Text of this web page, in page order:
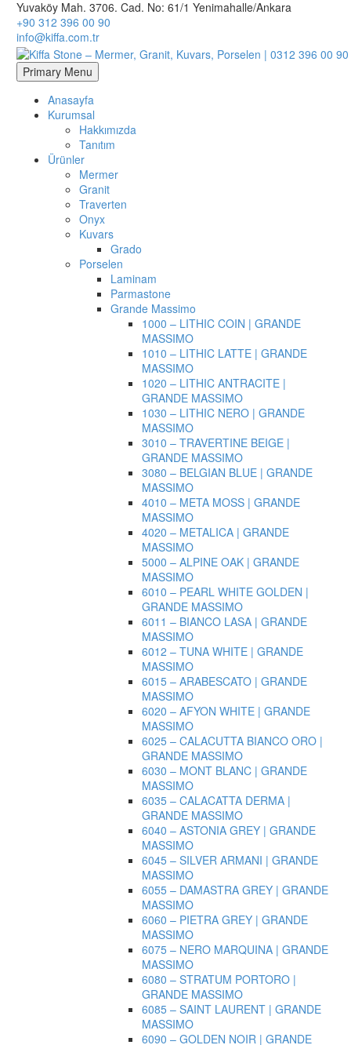
Yuvaköy Mah. 3706. Cad. No: 61/1 Yenimahalle/Ankara
+90 312 396 00 90
info@kiffa.com.tr
Primary Menu
Anasayfa
Kurumsal
Hakkımızda
Tanıtım
Ürünler
Mermer
Granit
Traverten
Onyx
Kuvars
Grado
Porselen
Laminam
Parmastone
Grande Massimo
1000 – LITHIC COIN | GRANDE
MASSIMO
1010 – LITHIC LATTE | GRANDE
MASSIMO
1020 – LITHIC ANTRACITE |
GRANDE MASSIMO
1030 – LITHIC NERO | GRANDE
MASSIMO
3010 – TRAVERTINE BEIGE |
GRANDE MASSIMO
3080 – BELGIAN BLUE | GRANDE
MASSIMO
4010 – META MOSS | GRANDE
MASSIMO
4020 – METALICA | GRANDE
MASSIMO
5000 – ALPINE OAK | GRANDE
MASSIMO
6010 – PEARL WHITE GOLDEN |
GRANDE MASSIMO
6011 – BIANCO LASA | GRANDE
MASSIMO
6012 – TUNA WHITE | GRANDE
MASSIMO
6015 – ARABESCATO | GRANDE
MASSIMO
6020 – AFYON WHITE | GRANDE
MASSIMO
6025 – CALACUTTA BIANCO ORO |
GRANDE MASSIMO
6030 – MONT BLANC | GRANDE
MASSIMO
6035 – CALACATTA DERMA |
GRANDE MASSIMO
6040 – ASTONIA GREY | GRANDE
MASSIMO
6045 – SILVER ARMANI | GRANDE
MASSIMO
6055 – DAMASTRA GREY | GRANDE
MASSIMO
6060 – PIETRA GREY | GRANDE
MASSIMO
6075 – NERO MARQUINA | GRANDE
MASSIMO
6080 – STRATUM PORTORO |
GRANDE MASSIMO
6085 – SAINT LAURENT | GRANDE
MASSIMO
6090 – GOLDEN NOIR | GRANDE